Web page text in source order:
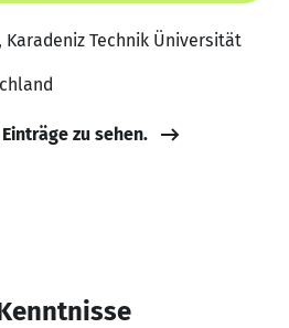
Karadeniz Technik Üniversität
zu sehen.